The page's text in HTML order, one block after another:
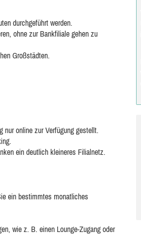
durchgeführt werden.
ohne zur Bankfiliale gehen zu
Großstädten.
nur online zur Verfügung gestellt.
ein deutlich kleineres Filialnetz.
ein bestimmtes monatliches
wie z. B. einen Lounge-Zugang oder